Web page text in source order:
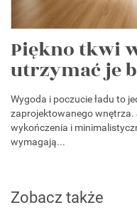
Piękno tkwi
utrzymać je
Wygoda i poczucie ładu to
zaprojektowanego
wykończenia i
wymagają...
Zobacz także